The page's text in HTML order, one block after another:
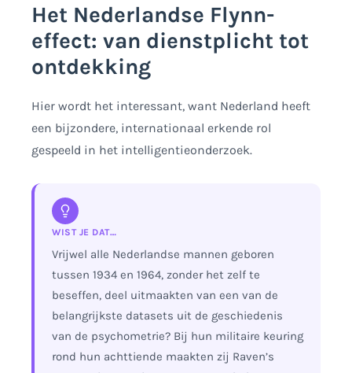
Het Nederlandse Flynn-
effect: van dienstplicht tot
ontdekking
Hier wordt het interessant, want Nederland heeft
een bijzondere, internationaal erkende rol
gespeeld in het intelligentieonderzoek.
WIST JE DAT…
Vrijwel alle Nederlandse mannen geboren
tussen 1934 en 1964, zonder het zelf te
beseffen, deel uitmaakten van een van de
belangrijkste datasets uit de geschiedenis
van de psychometrie? Bij hun militaire keuring
rond hun achttiende maakten zij Raven’s